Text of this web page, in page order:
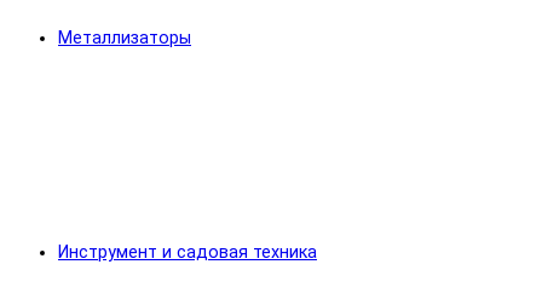
Металлизаторы
Инструмент и садовая техника